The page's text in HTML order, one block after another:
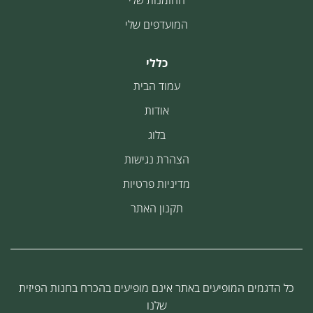
המועדפים שלי
כללי
עמוד הבית
אודות
בלוג
הצהרת נגישות
מדיניות פרטיות
תקנון האתר
כל הדגמים המופיעים באתר אינם מופיעים בהכרח בחנות הפיזית
שלנו